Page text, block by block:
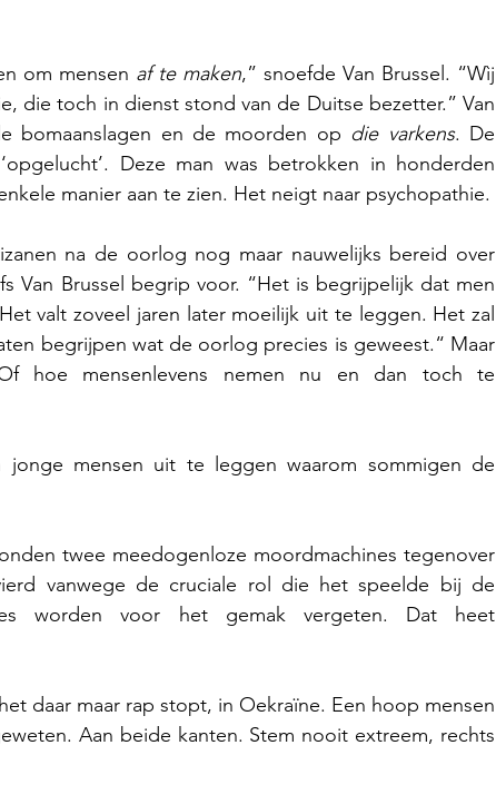
om mensen af te maken,” snoefde Van Brussel. “Wìj
die toch in dienst stond van de Duitse bezetter.” Van
bomaanslagen en de moorden op die varkens. De
Deze man was betrokken in honderden
manier aan te zien. Het neigt naar psychopathie.
na de oorlog nog maar nauwelijks bereid over
Van Brussel begrip voor. “Het is begrijpelijk dat men
Het valt zoveel jaren later moeilijk uit te leggen. Het zal
begrijpen wat de oorlog precies is geweest.“ Maar
hoe mensenlevens nemen nu en dan toch te
mensen uit te leggen waarom sommigen de
twee meedogenloze moordmachines tegenover
vanwege de cruciale rol die het speelde bij de
worden voor het gemak vergeten. Dat heet
daar maar rap stopt, in Oekraïne. Een hoop mensen
Aan beide kanten. Stem nooit extreem, rechts